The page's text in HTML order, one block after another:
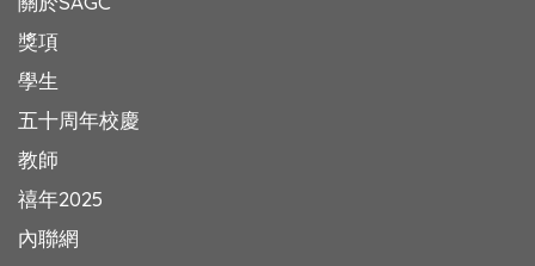
獎項
學生
五十周年校慶
教師
禧年2025
內聯網